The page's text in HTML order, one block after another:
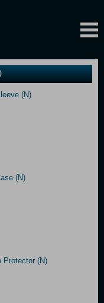
(N)
(N)
Protector (N)